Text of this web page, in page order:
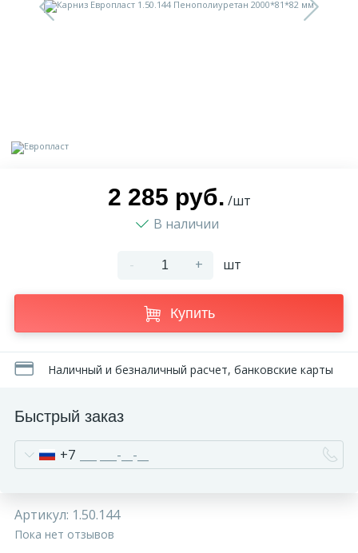
2 285 руб. /шт
В наличии
- + шт
Купить
Наличный и безналичный расчет, банковские карты
Быстрый заказ
+7
Артикул: 1.50.144
Пока нет отзывов
Доставка
Сотрудничество